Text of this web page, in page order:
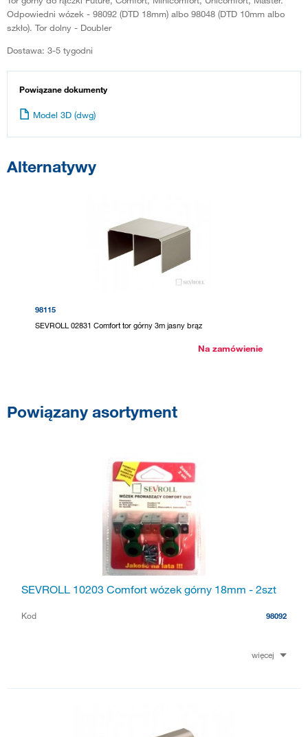
Odpowiedni wózek - 98092 (DTD 18mm) albo 98048 (DTD 10mm albo
szkło). Tor dolny - Doubler
Dostawa: 3-5 tygodni
Powiązane dokumenty
Model 3D (dwg)
Alternatywy
98115
SEVROLL 02831 Comfort tor górny 3m jasny brąz
Na zamówienie
Powiązany asortyment
SEVROLL 10203 Comfort wózek górny 18mm - 2szt
Kod 98092
więcej